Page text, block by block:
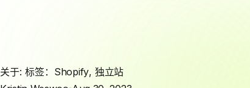
关于: 标签： Shopify, 独立站